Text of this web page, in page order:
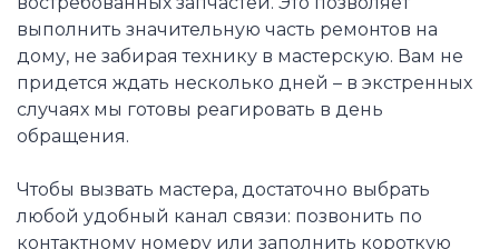
выполнить значительную часть ремонтов на
дому, не забирая технику в мастерскую. Вам не
придется ждать несколько дней – в экстренных
случаях мы готовы реагировать в день
обращения.
Чтобы вызвать мастера, достаточно выбрать
любой удобный канал связи: позвонить по
контактному номеру или заполнить короткую